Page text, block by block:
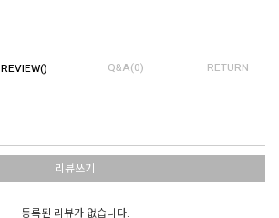
REVIEW() Q&A(0) RETURN
리뷰쓰기
등록된 리뷰가 없습니다.